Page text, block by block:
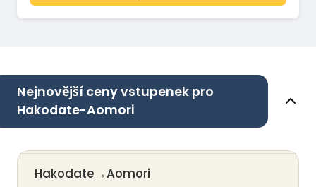
Nejnovější ceny vstupenek pro
Hakodate-Aomori
Hakodate→Aomori